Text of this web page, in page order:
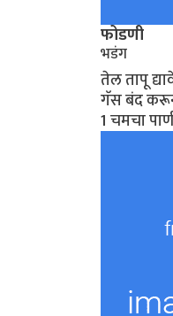
फोडणी
भडंग
तेल तापू
गॅस बंद
1 चमचा